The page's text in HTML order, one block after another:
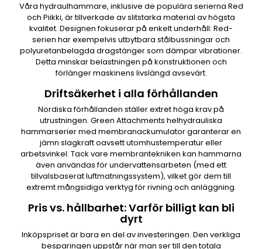
Våra hydraulhammare, inklusive de populära serierna Red
och Piikki, är tillverkade av slitstarka material av högsta
kvalitet. Designen fokuserar på enkelt underhåll: Red-
serien har exempelvis utbytbara stålbussningar och
polyuretanbelagda dragstänger som dämpar vibrationer.
Detta minskar belastningen på konstruktionen och
förlänger maskinens livslängd avsevärt.
Driftsäkerhet i alla förhållanden
Nordiska förhållanden ställer extret höga krav på
utrustningen. Green Attachments helhydrauliska
hammarserier med membranackumulator garanterar en
jämn slagkraft oavsett utomhustemperatur eller
arbetsvinkel. Tack vare membrantekniken kan hammarna
även användas för undervattensarbeten (med ett
tillvalsbaserat luftmatningssystem), vilket gör dem till
extremt mångsidiga verktyg för rivning och anläggning.
Pris vs. hållbarhet: Varför billigt kan bli
dyrt
Inköpspriset är bara en del av investeringen. Den verkliga
besparingen uppstår när man ser till den totala